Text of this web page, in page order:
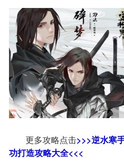
更多攻略点击>>>逆水寒
功打造攻略大全<<<